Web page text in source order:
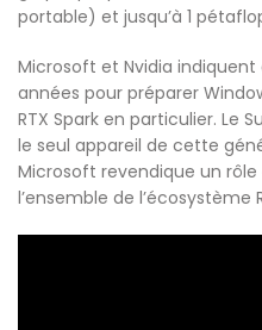
portable) et jusqu’à 1
Microsoft et Nvidia indiquent
années pour préparer
RTX Spark en particulier. Le
le seul appareil de cette
Microsoft revendique un
l’ensemble de l’écosystème